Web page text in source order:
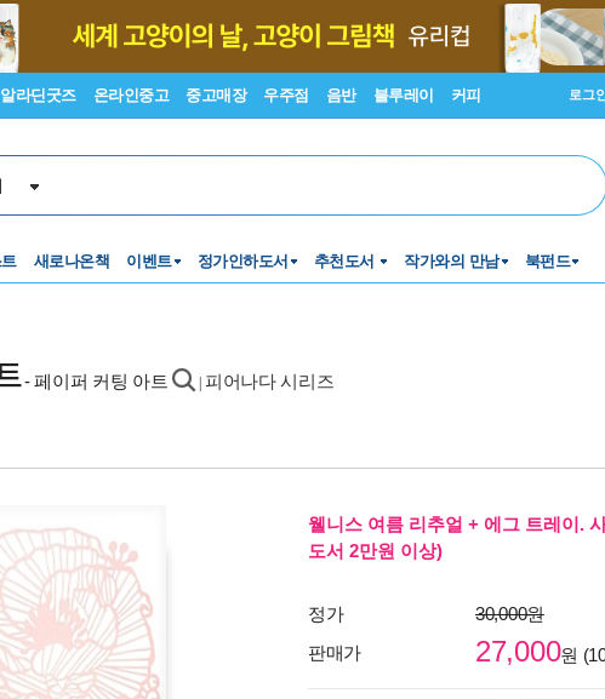
알라딘굿즈 온라인중고 중고매장 우주점 음반 블루레이 커피 로그
새로나온책 이벤트 정가인하도서 추천도서 작가와의 만남 북펀드
- 페이퍼 커팅 아트 피어나다 시리즈
웰니스 여름 리추얼 + 에그 트레이.
도서 2만원 이상)
정가
30,000원
판매가
27,000원